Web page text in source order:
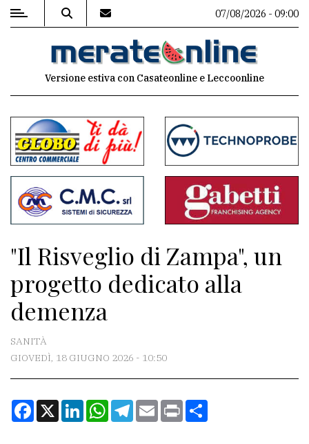
MENU
commenti
Contenuti
del
sito
Associazioni
Meteo
CONTATTI
Scrivici
07/08/2026 - 09:00
Versione estiva con Casateonline e Leccoonline
"Il Risveglio di Zampa", un
progetto dedicato alla
demenza
SANITÀ
GIOVEDÌ, 18 GIUGNO 2026 - 10:50
Facebook
X LinkedInWhatsApp
Telegram
EmailPrint